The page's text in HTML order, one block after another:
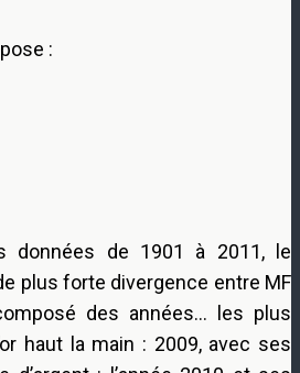
:
données de 1901 à 2011, le
plus forte divergence entre MF
des années… les plus
haut la main : 2009, avec ses